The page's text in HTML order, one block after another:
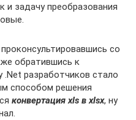
и задачу преобразования
со
обратившись к
разработчиков стало
способом решения
конвертация xls в xlsx, ну